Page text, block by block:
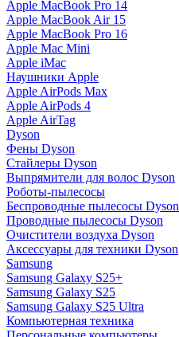
Apple MacBook Pro 14
Apple MacBook Air 15
Apple MacBook Pro 16
Apple Mac Mini
Apple iMac
Наушники Apple
Apple AirPods Max
Apple AirPods 4
Apple AirTag
Dyson
Фены Dyson
Стайлеры Dyson
Выпрямители для волос Dyson
Роботы-пылесосы
Беспроводные пылесосы Dyson
Проводные пылесосы Dyson
Очистители воздуха Dyson
Аксессуары для техники Dyson
Samsung
Samsung Galaxy S25+
Samsung Galaxy S25
Samsung Galaxy S25 Ultra
Компьютерная техника